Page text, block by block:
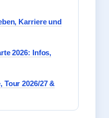
Karriere und
2026: Infos,
Tour 2026/27 &